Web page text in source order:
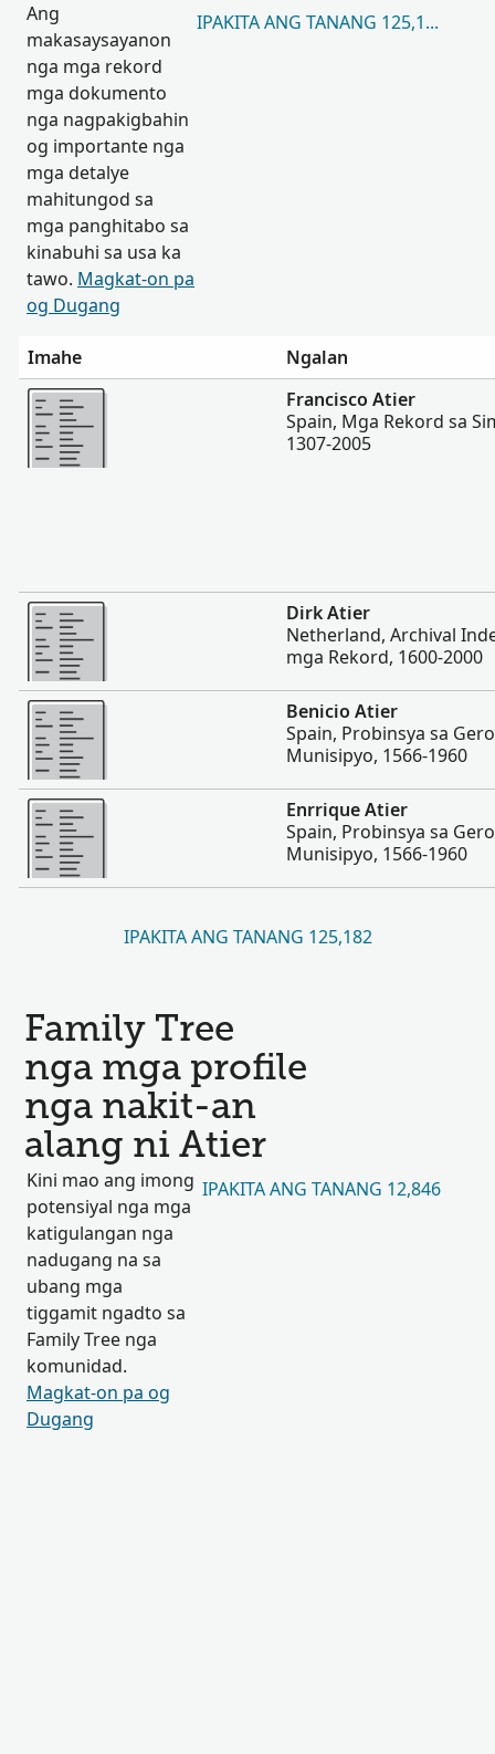
Ang
makasaysayanon
nga mga rekord
mga dokumento
nga nagpakigbahin
og importante nga
mga detalye
mahitungod sa
mga panghitabo sa
kinabuhi sa usa ka
tawo. Magkat-on pa
og Dugang
IPAKITA ANG TANANG 125,182
Imahe
Ngalan
Dugang pa
Francisco Atier
Spain, Mga Rekord sa
1307-2005
Dugang pa
Dirk Atier
Netherland, Archival
mga Rekord, 1600-2000
Dugang pa
Benicio Atier
Spain, Probinsya sa
Munisipyo, 1566-1960
Dugang pa
Enrrique Atier
Spain, Probinsya sa
Munisipyo, 1566-1960
IPAKITA ANG TANANG 125,182
Family Tree
nga mga profile
nga nakit-an
alang ni Atier
Kini mao ang imong
potensiyal nga mga
katigulangan nga
nadugang na sa
ubang mga
tiggamit ngadto sa
Family Tree nga
komunidad.
Magkat-on pa og
Dugang
IPAKITA ANG TANANG 12,846